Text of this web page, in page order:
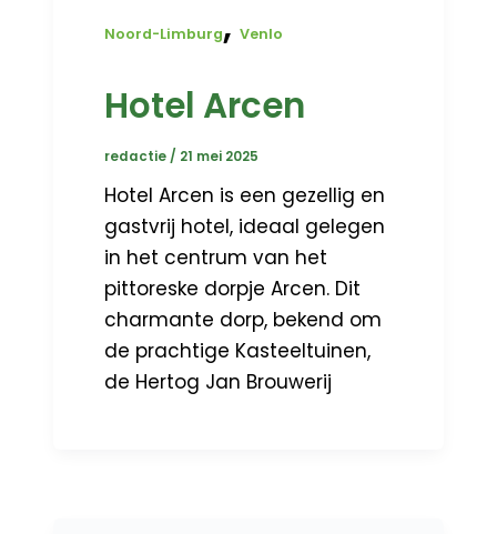
Noord-Limburg,Venlo
Hotel Arcen
redactie/ 21 mei 2025
Hotel Arcen is een gezellig en
gastvrij hotel, ideaal gelegen
in het centrum van het
pittoreske dorpje Arcen. Dit
charmante dorp, bekend om
de prachtige Kasteeltuinen,
de Hertog Jan Brouwerij